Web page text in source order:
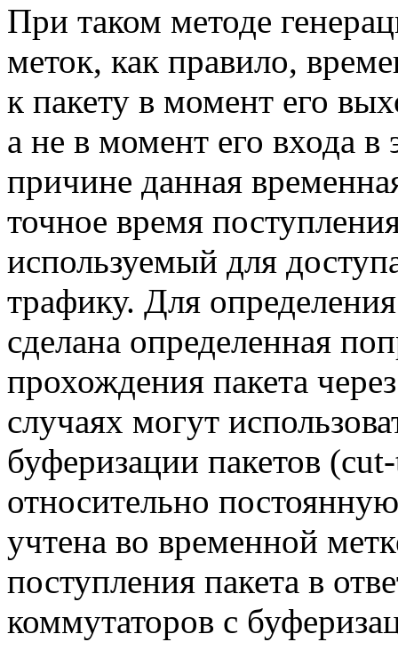
При таком методе
меток, как правило,
к пакету в момент его
а не в момент его входа в
причине данная
точное время
используемый для
трафику. Для
сделана определенная
прохождения пакета
случаях могут
буферизации пакетов (
относительно
учтена во временной
поступления пакета в
коммутаторов с